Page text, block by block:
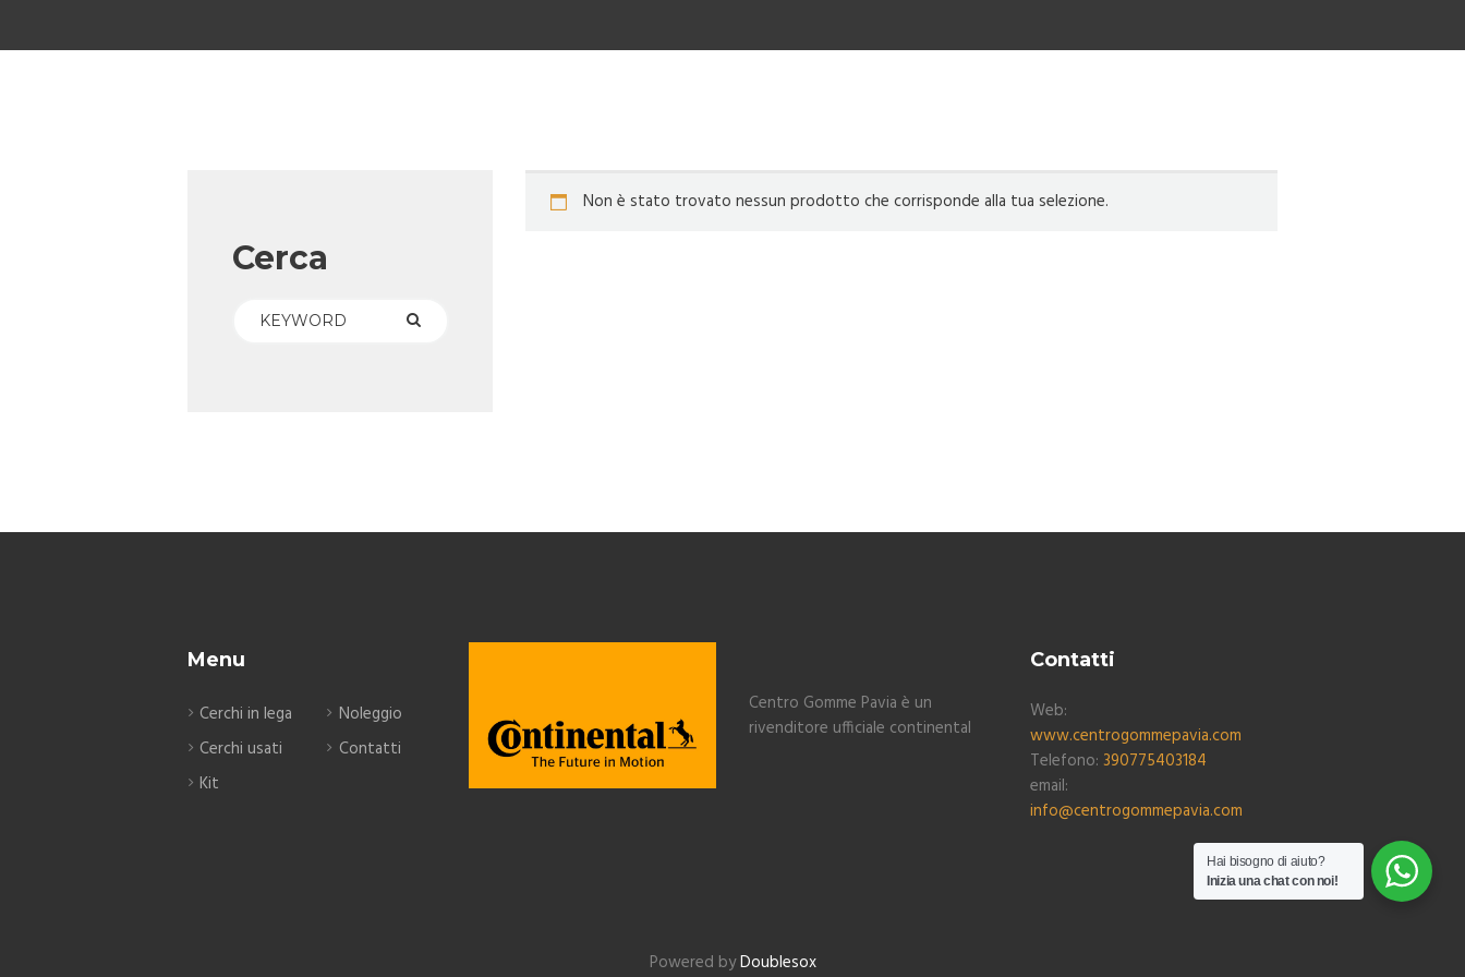
Non è stato trovato nessun prodotto che corrisponde alla tua selezione.
Cerca
Menu
Cerchi in lega
Cerchi usati
Kit
Noleggio
Contatti
Centro Gomme Pavia è un
rivenditore ufficiale continental
Contatti
Web:
www.centrogommepavia.com
Telefono: 390775403184
email:
info@centrogommepavia.com
Powered byDoublesox
Hai bisogno di aiuto?
Inizia una chat con noi!